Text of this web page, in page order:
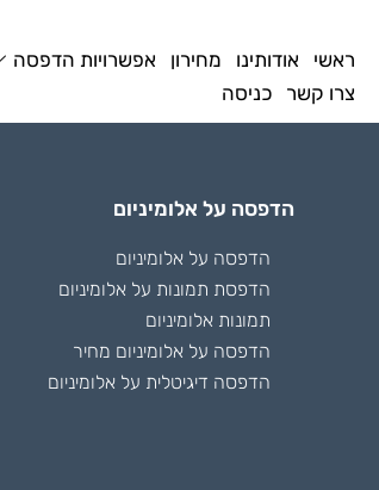
ראשי אודותינו מחירון אפשרויות הדפסה
צרו קשר
כניסה
הדפסה על אלומיניום
הדפסה על אלומיניום
הדפסת תמונות על אלומיניום
תמונות אלומיניום
הדפסה על אלומיניום מחיר
הדפסה דיגיטלית על אלומיניום